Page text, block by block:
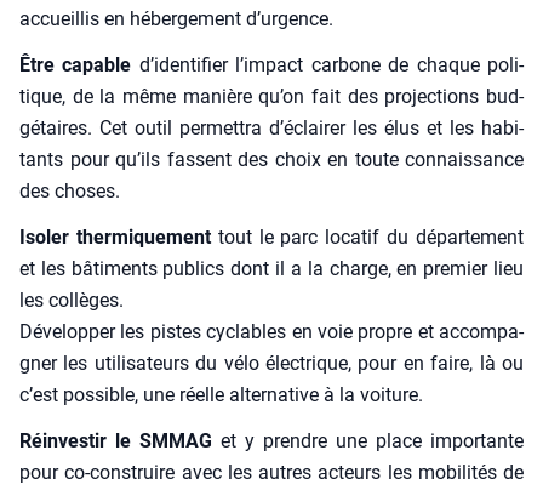
accueillis en héber­ge­ment d’urgence.
Être capable d’identifier l’impact car­bone de chaque poli­
tique, de la même manière qu’on fait des pro­jec­tions bud­
gé­taires. Cet outil per­met­tra d’éclairer les élus et les habi­
tants pour qu’ils fassent des choix en toute connais­sance
des choses.
Iso­ler ther­mi­que­menttout le parc loca­tif du dépar­te­ment
et les bâti­ments publics dont il a la charge, en pre­mier lieu
les col­lèges.
Déve­lop­per les pistes cyclables en voie propre et accom­pa­
gner les uti­li­sa­teurs du vélo élec­trique, pour en faire, là ou
c’est pos­sible, une réelle alter­na­tive à la voi­ture.
Réin­ves­tir le SMMAG et y prendre une place impor­tante
pour co-construire avec les autres acteurs les mobi­li­tés de